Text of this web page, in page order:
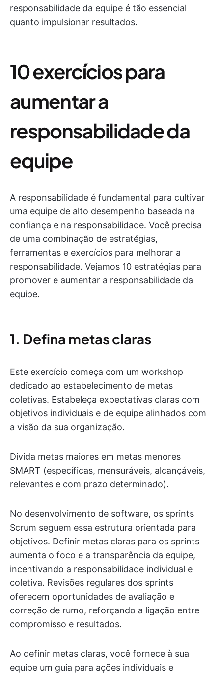
responsabilidade da equipe é tão essencial
quanto impulsionar resultados.
10 exercícios para
aumentar a
responsabilidade da
equipe
A responsabilidade é fundamental para cultivar
uma equipe de alto desempenho baseada na
confiança e na responsabilidade. Você precisa
de uma combinação de estratégias,
ferramentas e exercícios para melhorar a
responsabilidade. Vejamos 10 estratégias para
promover e aumentar a responsabilidade da
equipe.
1. Defina metas claras
Este exercício começa com um workshop
dedicado ao estabelecimento de metas
coletivas. Estabeleça expectativas claras com
objetivos individuais e de equipe alinhados com
a visão da sua organização.
Divida metas maiores em metas menores
SMART (específicas, mensuráveis, alcançáveis,
relevantes e com prazo determinado).
No desenvolvimento de software, os sprints
Scrum seguem essa estrutura orientada para
objetivos. Definir metas claras para os sprints
aumenta o foco e a transparência da equipe,
incentivando a responsabilidade individual e
coletiva. Revisões regulares dos sprints
oferecem oportunidades de avaliação e
correção de rumo, reforçando a ligação entre
compromisso e resultados.
Ao definir metas claras, você fornece à sua
equipe um guia para ações individuais e